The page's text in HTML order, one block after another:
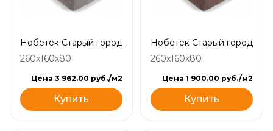
Нобетек Старый город
260x160x80
Цена 3 962.00 руб./м2
Купить
Нобетек Старый город
260x160x80
Цена 1 900.00 руб./м2
Купить